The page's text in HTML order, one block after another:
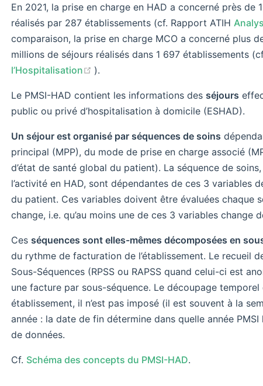
En 2021, la prise en charge en HAD a concerné près
réalisés par 287 établissements (cf. Rapport ATIH
comparaison, la prise en charge MCO a concerné plus
millions de séjours réalisés dans 1 697 établissements
l’Hospitalisation
(opens new window)
).
Le PMSI-HAD contient les informations des séjours
public ou privé d’hospitalisation à domicile (ESHAD).
Un séjour est organisé par séquences de soins
principal (MPP), du mode de prise en charge associé
d’état de santé global du patient). La séquence de
l’activité en HAD, sont dépendantes de ces 3 variables
du patient. Ces variables doivent être évaluées chaque
change, i.e. qu’au moins une de ces 3 variables change
Ces séquences sont elles-mêmes décomposées en
du rythme de facturation de l’établissement. Le recueil
Sous-Séquences (RPSS ou RAPSS quand celui-ci est
une facture par sous-séquence. Le découpage
établissement, il n’est pas imposé (il est souvent à la
année : la date de fin détermine dans quelle année
de données.
Cf. Schéma des concepts du PMSI-HAD.